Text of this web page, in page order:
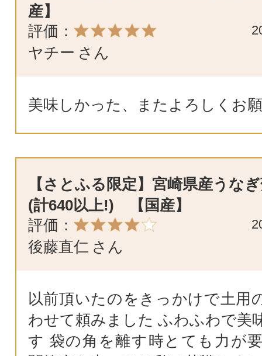
産】
評価：
ヤチー さん
美味しかった、またよろしくお
【さとふる限定】宮崎県産うな
(計640以上!) 【国産】
評価：
後藤直仁 さん
以前頂いたのをきっかけで土用
わせて頼みました ふわふわで美
す 袋の角を離す時とても力が